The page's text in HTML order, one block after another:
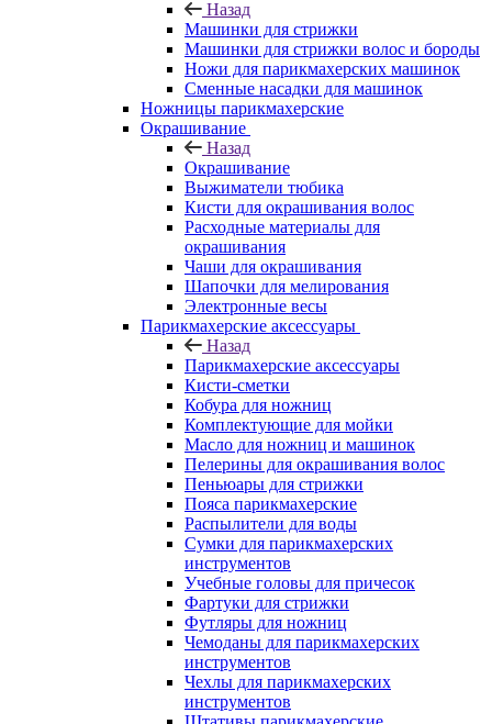
Назад
Машинки для стрижки
Машинки для стрижки волос и бороды
Ножи для парикмахерских машинок
Сменные насадки для машинок
Ножницы парикмахерские
Окрашивание
Назад
Окрашивание
Выжиматели тюбика
Кисти для окрашивания волос
Расходные материалы для
окрашивания
Чаши для окрашивания
Шапочки для мелирования
Электронные весы
Парикмахерские аксессуары
Назад
Парикмахерские аксессуары
Кисти-сметки
Кобура для ножниц
Комплектующие для мойки
Масло для ножниц и машинок
Пелерины для окрашивания волос
Пеньюары для стрижки
Пояса парикмахерские
Распылители для воды
Сумки для парикмахерских
инструментов
Учебные головы для причесок
Фартуки для стрижки
Футляры для ножниц
Чемоданы для парикмахерских
инструментов
Чехлы для парикмахерских
инструментов